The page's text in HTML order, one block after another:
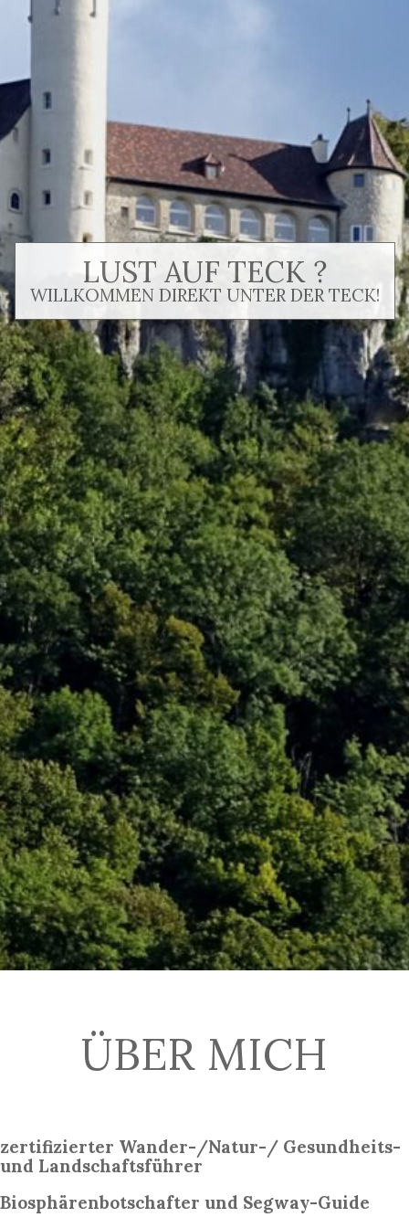
LUST AUF TECK ?
WILLKOMMEN DIREKT UNTER DER TECK!
ÜBER MICH
zertifizierter Wander-/Natur-/ Gesundheits-
und Landschaftsführer
Biosphärenbotschafter und Segway-Guide